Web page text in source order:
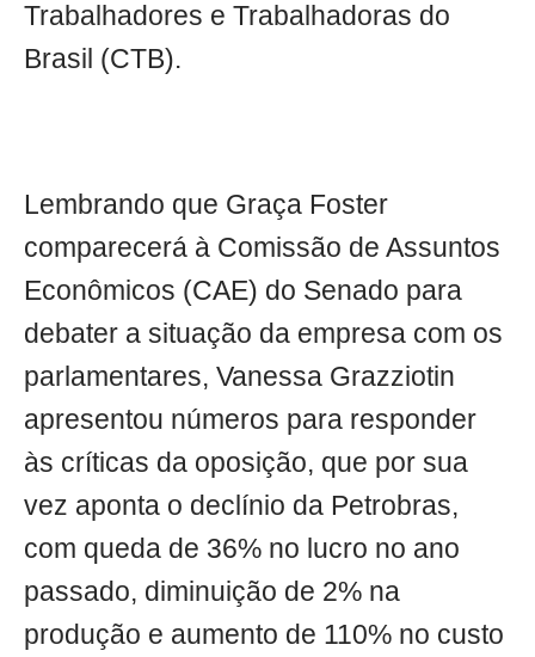
Trabalhadores e Trabalhadoras do
Brasil (CTB).
Lembrando que Graça Foster
comparecerá à Comissão de Assuntos
Econômicos (CAE) do Senado para
debater a situação da empresa com os
parlamentares, Vanessa Grazziotin
apresentou números para responder
às críticas da oposição, que por sua
vez aponta o declínio da Petrobras,
com queda de 36% no lucro no ano
passado, diminuição de 2% na
produção e aumento de 110% no custo